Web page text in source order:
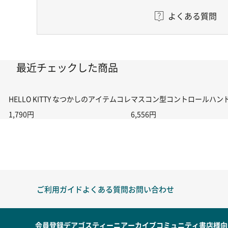
よくある質問
最近チェックした商品
HELLO KITTY なつかしのアイテムコレクション 第57号
1,790円
マスコン型コントロールハン
6,556円
ご利用ガイドよくある質問お問い合わせ
会員登録デアゴスティーニアーカイブコミュニティ書店様